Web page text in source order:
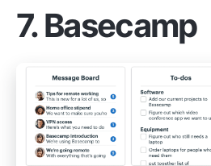
7. Basecamp